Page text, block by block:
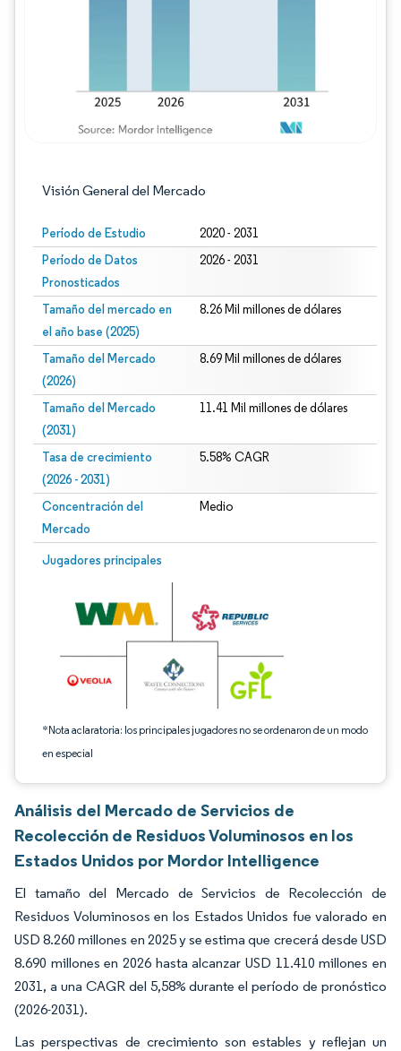
Visión General del Mercado
Período de Estudio 2020 - 2031
Período de Datos
Pronosticados
2026 - 2031
Tamaño del mercado en
el año base (2025)
8.26 Mil millones de dólares
Tamaño del Mercado
(2026)
8.69 Mil millones de dólares
Tamaño del Mercado
(2031)
11.41 Mil millones de dólares
Tasa de crecimiento
(2026 - 2031)
5.58% CAGR
Concentración del
Mercado
Medio
Jugadores principales
*Nota aclaratoria: los principales jugadores no se ordenaron de un modo
en especial
Imagen © Mordor Intelligence. El uso requiere atribución según CC BY 4.0.
Análisis del Mercado de Servicios de
Recolección de Residuos Voluminosos en los
Estados Unidos por Mordor Intelligence
El tamaño del Mercado de Servicios de Recolección de
Residuos Voluminosos en los Estados Unidos fue valorado en
USD 8.260 millones en 2025 y se estima que crecerá desde USD
8.690 millones en 2026 hasta alcanzar USD 11.410 millones en
2031, a una CAGR del 5,58% durante el período de pronóstico
(2026-2031).
Las perspectivas de crecimiento son estables y reflejan un